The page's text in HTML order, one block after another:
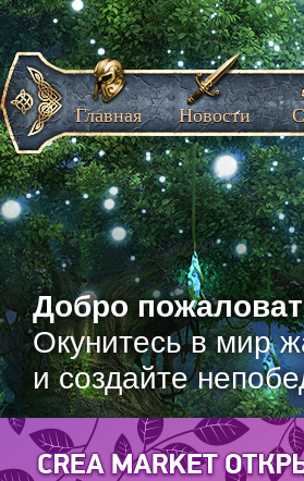
Добро
Окунитесь в мир
и создайте
Главная Новости